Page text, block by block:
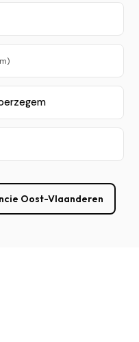
Oost-Vlaanderen